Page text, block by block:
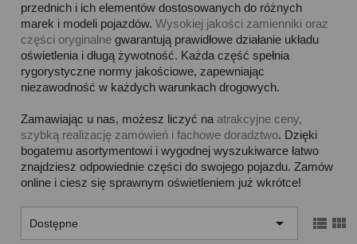
przednich i ich elementów dostosowanych do różnych
marek i modeli pojazdów.Wysokiej jakości zamienniki oraz
części oryginalne gwarantują prawidłowe działanie układu
oświetlenia i długą żywotność. Każda część spełnia
rygorystyczne normy jakościowe, zapewniając
niezawodność w każdych warunkach drogowych.
Zamawiając u nas, możesz liczyć na atrakcyjne ceny,
szybką realizację zamówień i fachowe doradztwo. Dzięki
bogatemu asortymentowi i wygodnej wyszukiwarce łatwo
znajdziesz odpowiednie części do swojego pojazdu. Zamów
online i ciesz się sprawnym oświetleniem już wkrótce!
Dostępne   